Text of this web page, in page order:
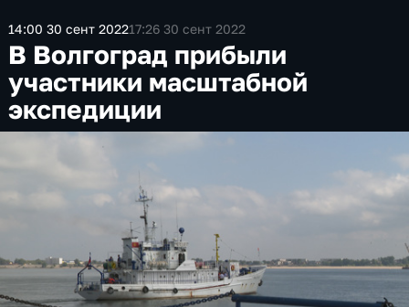
14:00 30 сент 202217:26 30 сент 2022
В Волгоград прибыли
участники масштабной
экспедиции